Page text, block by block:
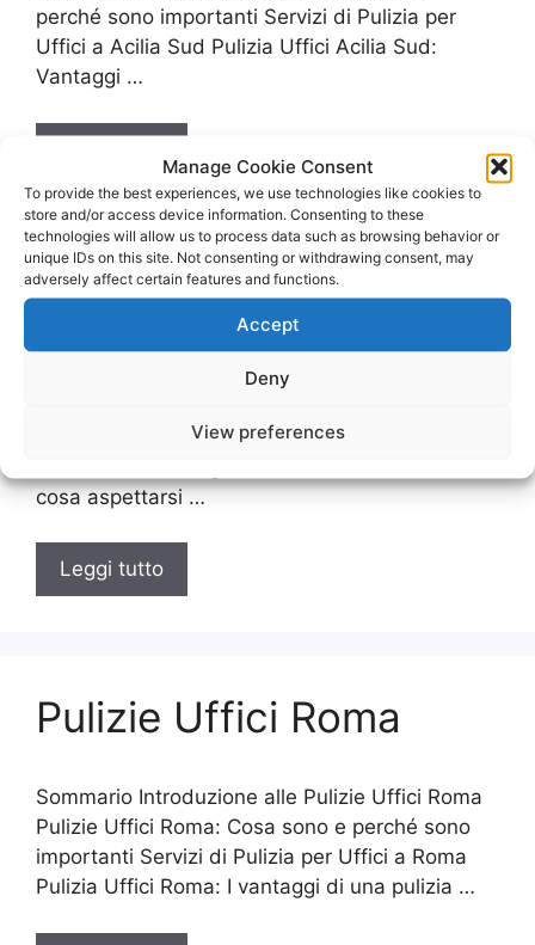
Manage Cookie Consent
To provide the best experiences, we use technologies like cookies to
store and/or access device information. Consenting to these
technologies will allow us to process data such as browsing behavior or
unique IDs on this site. Not consenting or withdrawing consent, may
adversely affect certain features and functions.
Accept
Deny
View preferences
perché sono importanti Servizi di Pulizia per
Uffici a Acilia Sud Pulizia Uffici Acilia Sud:
Vantaggi …
Pulizie Uffici Acilia
Sommario Introduzione alle Pulizie Uffici Acilia I
scegliere il servizio di Pulizie Uffici Acilia più
cosa aspettarsi …
Leggi tutto
Pulizie Uffici Roma
Sommario Introduzione alle Pulizie Uffici Roma
Pulizie Uffici Roma: Cosa sono e perché sono
importanti Servizi di Pulizia per Uffici a Roma
Pulizia Uffici Roma: I vantaggi di una pulizia …